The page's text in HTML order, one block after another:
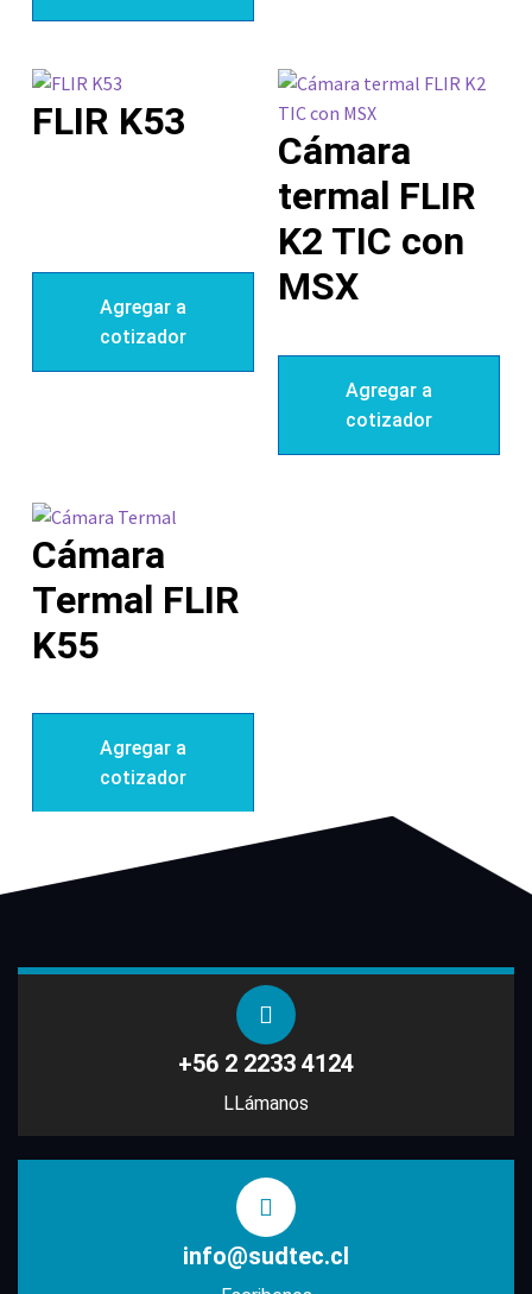
FLIR K53
Agregar a
cotizador
Cámara
termal FLIR
K2 TIC con
MSX
Agregar a
cotizador
Cámara
Termal FLIR
K55
Agregar a
cotizador
+56 2 2233 4124
LLámanos
info@sudtec.cl